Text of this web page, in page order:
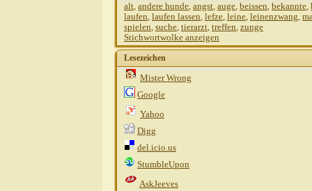
alt, andere hunde, angst, auge, beissen, bekannte,
laufen, laufen lassen, lefze, leine, leinenzwang,
spielen, suche, tierarzt, treffen, zunge
Stichwortwolke anzeigen
Lesezeichen
Mister Wrong
Google
Yahoo
Digg
del.icio.us
StumbleUpon
AskJeeves